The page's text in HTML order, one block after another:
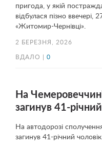
пригода, у якій
відбулася пізно ввечері,
«Житомир-Чернівці».
2 БЕРЕЗНЯ, 2026
ВДАЛО | 0
На
загинув 41-
На автодорозі
загинув 41-річний